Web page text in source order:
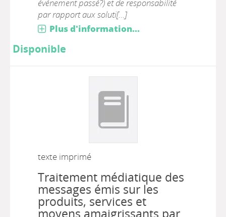
événement passé?) et de responsabilité
par rapport aux soluti[...]
Plus d'information...
Disponible
texte imprimé
Traitement médiatique des
messages émis sur les
produits, services et
moyens amaigrissants par